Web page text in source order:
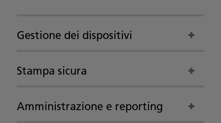
Gestione dei dispositivi
Stampa sicura
Amministrazione e reporting